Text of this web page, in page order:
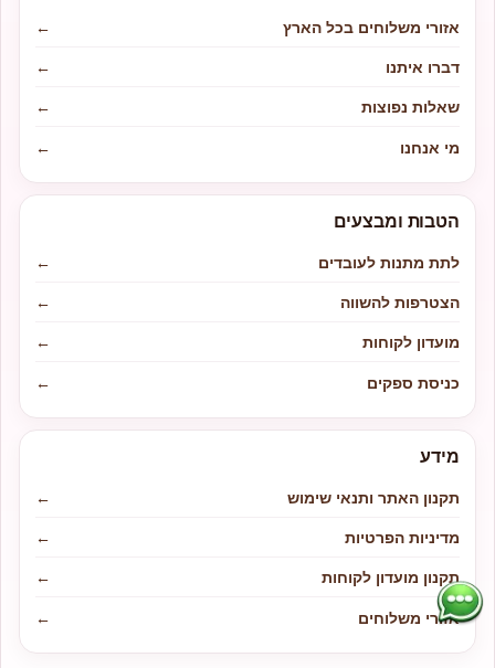
אזורי משלוחים בכל הארץ
←
דברו איתנו
←
שאלות נפוצות
←
מי אנחנו
←
הטבות ומבצעים
לתת מתנות לעובדים
←
הצטרפות להשווה
←
מועדון לקוחות
←
כניסת ספקים
←
מידע
תקנון האתר ותנאי שימוש
←
מדיניות הפרטיות
←
תקנון מועדון לקוחות
←
אזורי משלוחים
←